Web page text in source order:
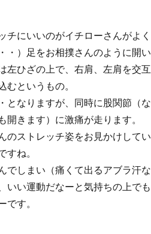
チにいいのがイチローさんがよ
・）足をお相撲さんのように開い
左ひざの上で、右肩、左肩を交
むというもの。
となりますが、同時に股関節（
開きます）に激痛が走ります。
のストレッチ姿をお見かけしてい
すね。
でしまい（痛くて出るアブラ汗
いい運動だなーと気持ちの上でも
です。